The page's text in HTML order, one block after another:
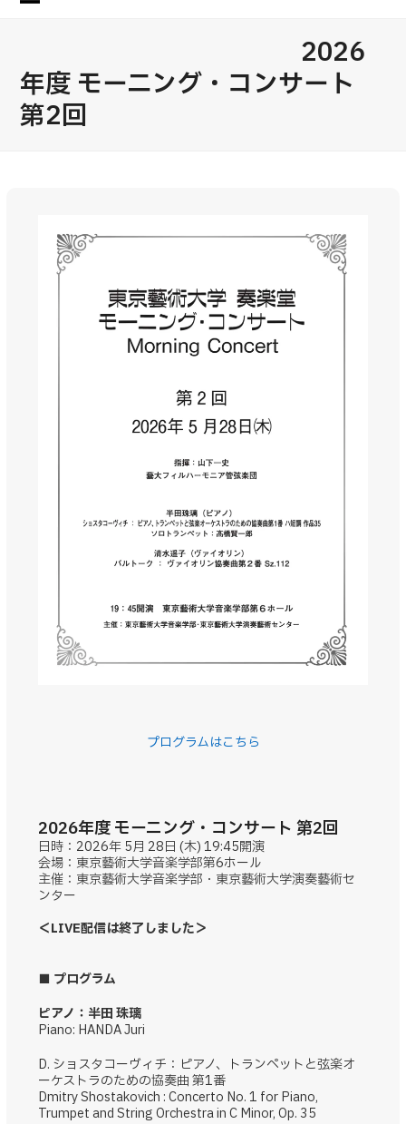
Skip
menu
menu
2026
年度 モーニング・コンサート
第2回
プログラムはこちら
2026年度 モーニング・コンサート 第2回
日時：2026年 5月 28日 (木) 19:45開演
会場：東京藝術大学音楽学部第6ホール
主催：東京藝術大学音楽学部・東京藝術大学演奏藝術セ
ンター
＜LIVE配信は終了しました＞
■ プログラム
ピアノ：半田 珠璃
Piano: HANDA Juri
D. ショスタコーヴィチ：ピアノ、トランペットと弦楽オ
ーケストラのための協奏曲 第1番
Dmitry Shostakovich : Concerto No. 1 for Piano,
Trumpet and String Orchestra in C Minor, Op. 35